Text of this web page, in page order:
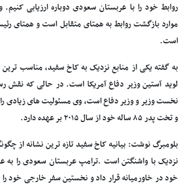
روابط خود را با عربستان‌ سعودی دوباره ارزیابی
موارد بازگشت روابط به همتای متقابل است و همتای
است.
به گفته یکی از منابع نزدیک به کاخ سفید، مناسب
لوید آستین وزیر دفاع آمریکا است. در حالی که نقش
نخست وزیر و وزیر دفاع است، وی مسئولیت های زیادی را
و تخت پدر ۸۵ ساله خود از سال ۲۰۱۵ بر عهده دارد.
بلومبرگ نوشت: بیانیه کاخ سفید تازه ترین نشانه از
نزدیک با واشنگتن است .ترامپ عربستان سعودی را به
خود در خاورمیانه قرار داد و نخستین سفر خارجی خود